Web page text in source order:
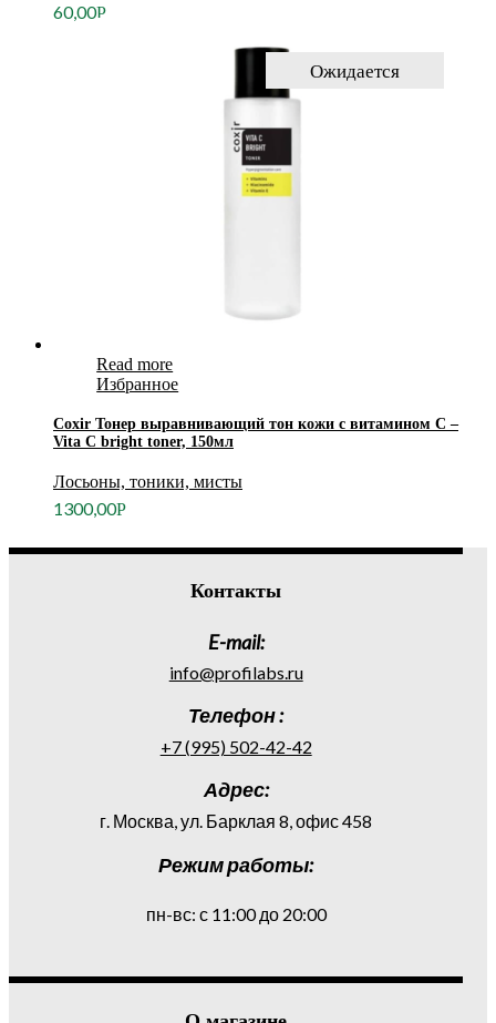
60,00Р
Ожидается
Read more
Избранное
Coxir Тонер выравнивающий тон кожи с витамином С –
Vita C bright toner, 150мл
Лосьоны, тоники, мисты
1300,00Р
Контакты
E-mail:
info@profilabs.ru
Телефон :
+7 (995) 502-42-42
Адрес:
г. Москва, ул. Барклая 8, офис 458
Режим работы:
пн-вс: с 11:00 до 20:00